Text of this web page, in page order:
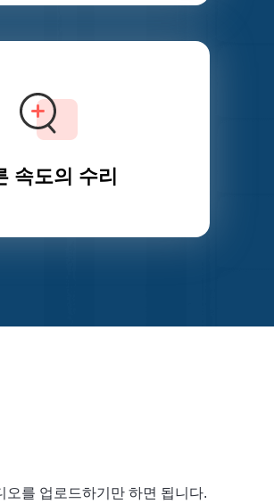
속도의 수리
를 업로드하기만 하면 됩니다.